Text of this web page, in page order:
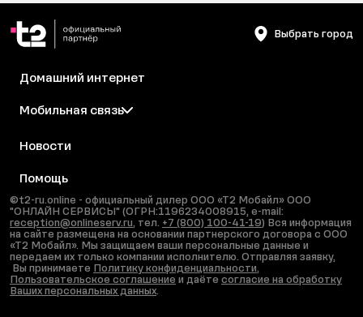
Выбрать город
Домашний интернет
Мобильная связь
Новости
Помощь
©t2-ru.online - официальный дилер ООО «Т2 Мобайл» ООО
"ОНЛАЙН СЕРВИСЫ" (ОГРН:1196234008915, e-mail:
reception@onlineserv.ru, тел. +7 (800) 100-41-19) Вся информация
на сайте размещена на основании партнерского договора с ООО
«Т2 Мобайл». Мы защищаем ваши персональные данные и
передаем их только компании исполнителю. Отправляя заявку,
Вы принимаете Политику конфиденциальности,
Пользовательское соглашение и даёте согласие на обработку
Ваших персональных данных.